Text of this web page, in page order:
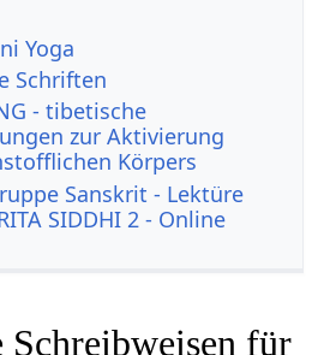
Yoga
Schriften
- tibetische
zur Aktivierung
Körpers
Sanskrit - Lektüre
SIDDHI 2 - Online
Schreibweisen für